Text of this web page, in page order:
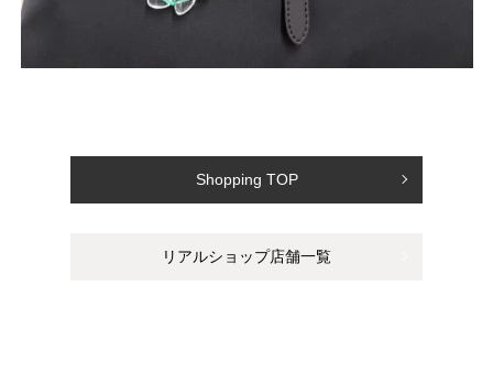
Shopping TOP
リアルショップ店舗一覧